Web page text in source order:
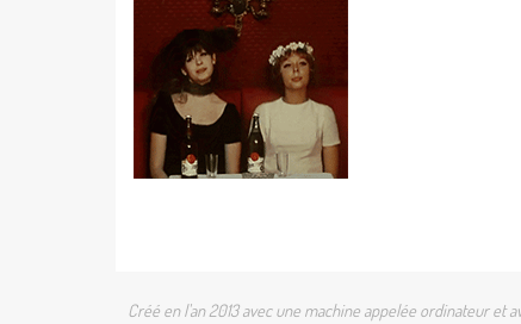
Créé en l'an 2013 avec une machine appelée ordinateur et